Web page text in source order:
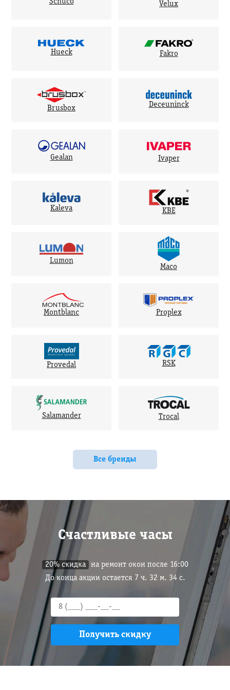
Schuco Velux
Hueck Fakro
Brusbox Deceuninck
Gealan Ivaper
Kaleva KBE
Lumon
Maco
Montblanc Proplex
Provedal RSK
Salamander Trocal
Все бренды
Счастливые часы
20% скидка
на ремонт окон после 16:00
До конца акции остается 7 ч. 32 м. 33с.